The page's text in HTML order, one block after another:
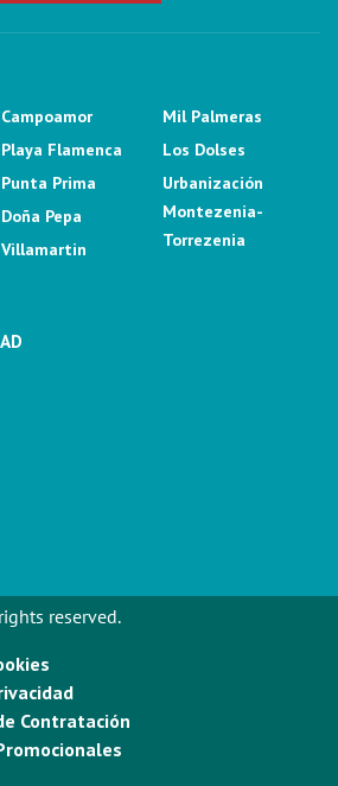
Campoamor
Playa Flamenca
Punta Prima
Doña Pepa
Villamartin
Mil Palmeras
Los Dolses
Urbanización
Montezenia-
Torrezenia
reserved.
Contratación